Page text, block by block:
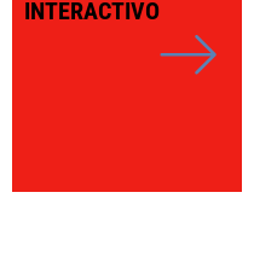
INTERACTIVO